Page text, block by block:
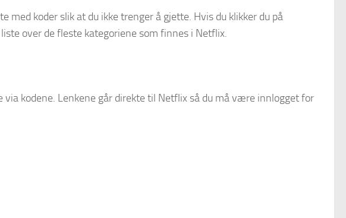
med koder slik at du ikke trenger å gjette. Hvis du klikker du på
over de fleste kategoriene som finnes i Netflix.
via kodene. Lenkene går direkte til Netflix så du må være innlogget for